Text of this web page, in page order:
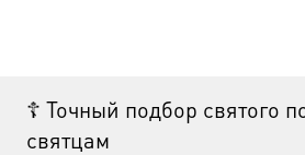
☦ Точный подбор святого
святцам